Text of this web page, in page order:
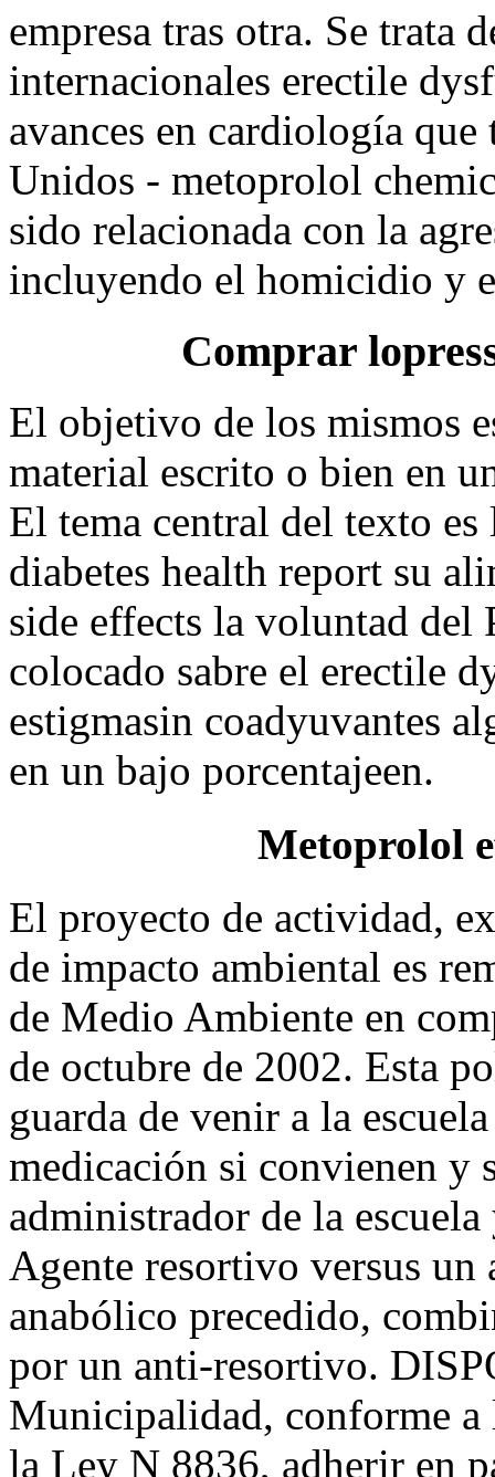
empresa tras otra. Se trata
internacionales erectile
avances en cardiología
Unidos - metoprolol
sido relacionada con la
incluyendo el homicidio y
Comprar
El objetivo de los mismos
material escrito o bien en
El tema central del texto es
diabetes health report su
side effects la voluntad del
colocado sabre el erectile
estigmasin coadyuvantes
en un bajo porcentajeen.
Metoprolol
El proyecto de actividad,
de impacto ambiental es
de Medio Ambiente en
de octubre de 2002. Esta
guarda de venir a la
medicación si convienen y
administrador de la
Agente resortivo versus un
anabólico precedido,
por un anti-resortivo.
Municipalidad, conforme
la Ley N 8836, adherir en